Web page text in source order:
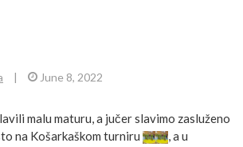
| June 8, 2022
malu maturu, a jučer slavimo zasluženo
na Košarkaškom turniru
, a u